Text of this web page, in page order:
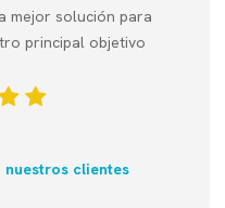
mejor solución para
principal objetivo
nuestros clientes